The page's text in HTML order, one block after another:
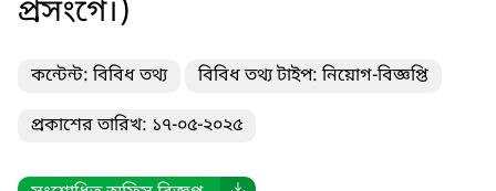
প্রসংগে।)
কন্টেন্ট: বিবিধ তথ্য বিবিধ তথ্য টাইপ: নিয়োগ-বিজ্ঞপ্তি
প্রকাশের তারিখ: ১৭-০৫-২০২৫